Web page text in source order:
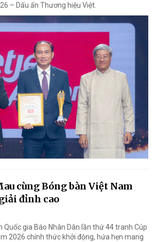
– Dấu ấn Thương hiệu Việt.
cùng Bóng bàn Việt Nam
đỉnh cao
Quốc gia Báo Nhân Dân lần thứ 44 tranh Cúp
2026 chính thức khởi động, hứa hẹn mang